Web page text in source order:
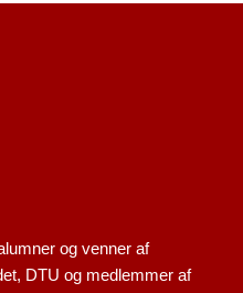
og venner af
DTU og medlemmer af